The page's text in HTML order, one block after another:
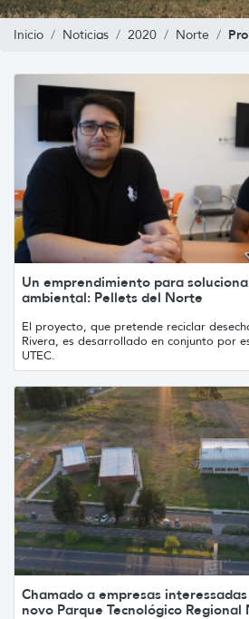
Inicio Noticias 2020 Norte
Un emprendimiento para
ambiental: Pellets del Norte
El proyecto, que pretende reciclar
Rivera, es desarrollado en conjunto por
UTEC.
Chamado a empresas
novo Parque Tecnológico